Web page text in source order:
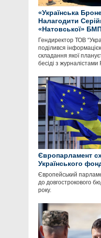
«Українська
Налагодити
«Натовської» БМП
Гендиректор ТОВ
поділився
складання якої
бесіді з
Європарламент
Українського
Європейський
до довгострокового
року.